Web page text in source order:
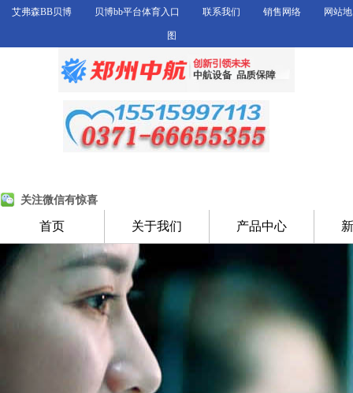
艾弗森BB贝博 贝博bb平台体育入口 联系我们 销售网络 网站地
图
关注微信有惊喜
首页 关于我们 产品中心